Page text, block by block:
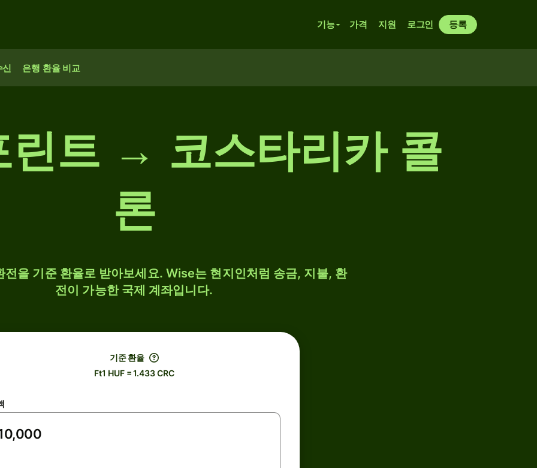
기능 가격 지원 로그인 등록
신 은행 환율 비교
린트 → 코스타리카 콜
론
을 기준 환율로 받아보세요. Wise는 현지인처럼 송금, 지불, 환
전이 가능한 국제 계좌입니다.
기준 환율
Ft1 HUF = 1.433 CRC